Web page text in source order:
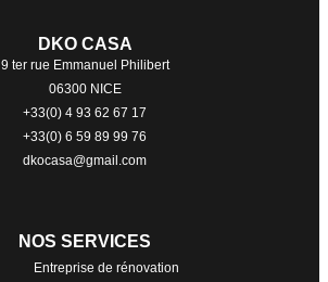
DKO CASA
9 ter rue Emmanuel Philibert
06300 NICE
+33(0) 4 93 62 67 17
+33(0) 6 59 89 99 76
dkocasa@gmail.com
NOS SERVICES
Entreprise de rénovation